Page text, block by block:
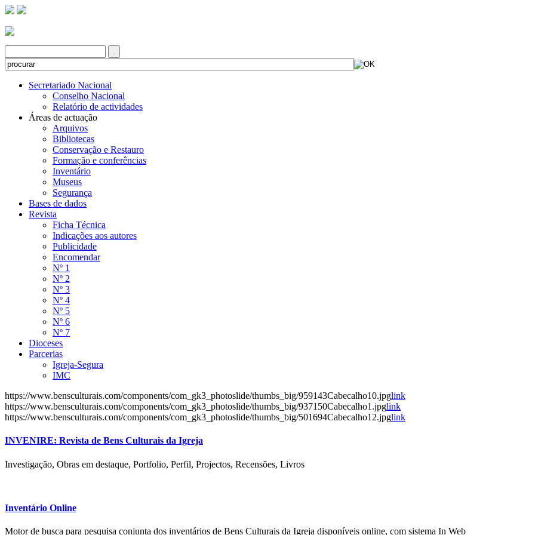
Secretariado Nacional
Conselho Nacional
Relatório de actividades
Áreas de actuação
Arquivos
Bibliotecas
Conservação e Restauro
Formação e conferências
Inventário
Museus
Segurança
Bases de dados
Revista
Ficha Técnica
Indicações aos autores
Publicidade
Encomendar
Nº 1
Nº 2
Nº 3
Nº 4
Nº 5
Nº 6
Nº 7
Dioceses
Parcerias
Igreja-Segura
IMC
https://www.bensculturais.com/components/com_gk3_photoslide/thumbs_big/959143Cabecalho10.jpglink
https://www.bensculturais.com/components/com_gk3_photoslide/thumbs_big/937150Cabecalho1.jpglink
https://www.bensculturais.com/components/com_gk3_photoslide/thumbs_big/501694Cabecalho12.jpglink
INVENIRE: Revista de Bens Culturais da Igreja
Investigação, Obras em destaque, Portfolio, Perfil, Projectos, Recensões, Livros
Inventário Online
Motor de busca para pesquisa conjunta dos inventários de Bens Culturais da Igreja disponíveis online, com sistema In Web